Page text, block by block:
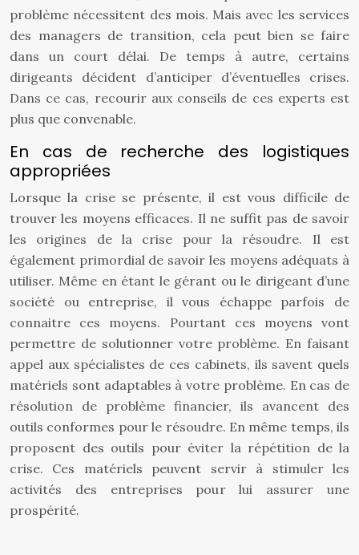
problème nécessitent des mois. Mais avec les services
des managers de transition, cela peut bien se faire
dans un court délai. De temps à autre, certains
dirigeants décident d’anticiper d’éventuelles crises.
Dans ce cas, recourir aux conseils de ces experts est
plus que convenable.
En cas de recherche des logistiques
appropriées
Lorsque la crise se présente, il est vous difficile de
trouver les moyens efficaces. Il ne suffit pas de savoir
les origines de la crise pour la résoudre. Il est
également primordial de savoir les moyens adéquats à
utiliser. Même en étant le gérant ou le dirigeant d’une
société ou entreprise, il vous échappe parfois de
connaitre ces moyens. Pourtant ces moyens vont
permettre de solutionner votre problème. En faisant
appel aux spécialistes de ces cabinets, ils savent quels
matériels sont adaptables à votre problème. En cas de
résolution de problème financier, ils avancent des
outils conformes pour le résoudre. En même temps, ils
proposent des outils pour éviter la répétition de la
crise. Ces matériels peuvent servir à stimuler les
activités des entreprises pour lui assurer une
prospérité.